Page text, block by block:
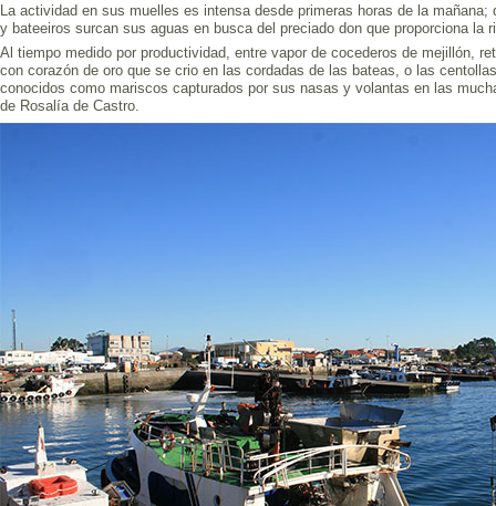
La actividad en sus muelles es intensa desde primeras horas de la
y bateeiros surcan sus aguas en busca del preciado don que proporciona la
Al tiempo medido por productividad, entre vapor de cocederos de mejillón,
con corazón de oro que se crio en las cordadas de las bateas, o las
conocidos como mariscos capturados por sus nasas y volantas en las
de Rosalía de Castro.